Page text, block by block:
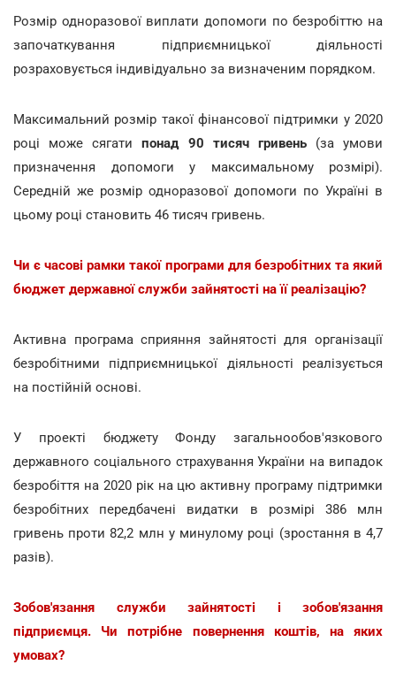
Розмір одноразової виплати допомоги по безробіттю на
започаткування підприємницької діяльності
розраховується індивідуально за визначеним порядком.
Максимальний розмір такої фінансової підтримки у 2020
році може сягатипонад 90 тисяч гривень(за умови
призначення допомоги у максимальному розмірі).
Середній же розмір одноразової допомоги по Україні в
цьому році становить 46 тисяч гривень.
Чи є часові рамки такої програми для безробітних та який
бюджет державної служби зайнятості на її реалізацію?
Активна програма сприяння зайнятості для організації
безробітними підприємницької діяльності реалізується
на постійній основі.
У проекті бюджету Фонду загальнообов'язкового
державного соціального страхування України на випадок
безробіття на 2020 рік на цю активну програму підтримки
безробітних передбачені видатки в розмірі 386 млн
гривень проти 82,2 млн у минулому році (зростання в 4,7
разів).
Зобов'язання служби зайнятості і зобов'язання
підприємця. Чи потрібне повернення коштів, на яких
умовах?